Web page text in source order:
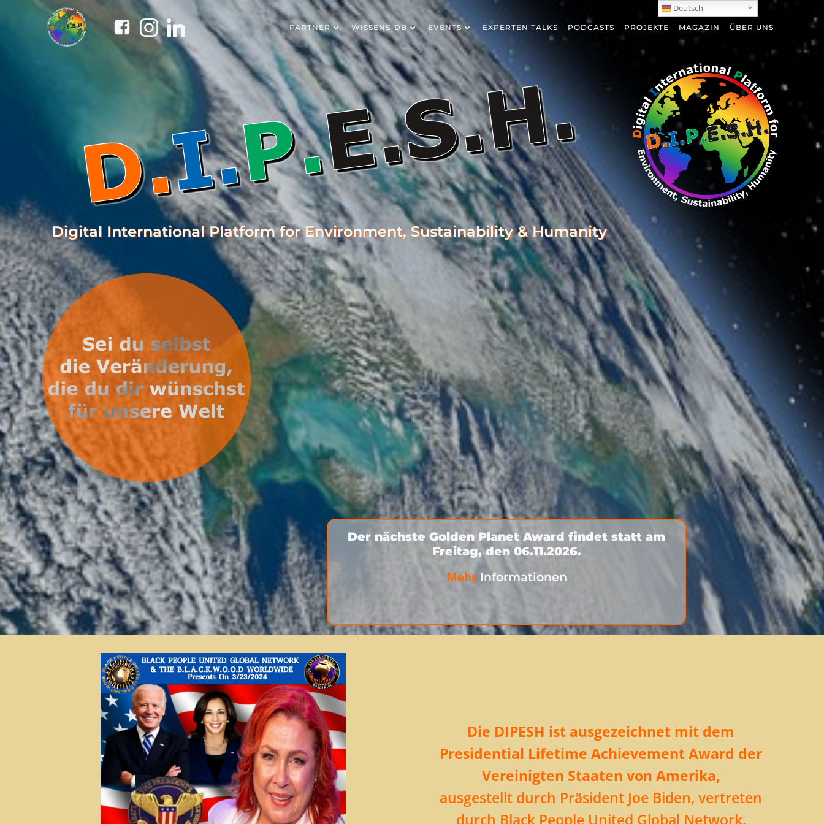
PARTNER WISSENS-DB EVENTS EXPERTEN TALKS PODCASTS PROJEKTE MAGAZIN ÜBER UNS
Digital International Platform for Environment, Sustainability & Humanity
Der nächste Golden Planet Award findet statt am
Freitag, den 06.11.2026.
MehrInformationen
Die DIPESH ist ausgezeichnet mit dem
Presidential Lifetime Achievement Award der
Vereinigten Staaten von Amerika,
ausgestellt durch Präsident Joe Biden, vertreten
durch Black People United Global Network.
Deutsch